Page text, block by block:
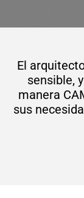
El
sensible,
manera
sus